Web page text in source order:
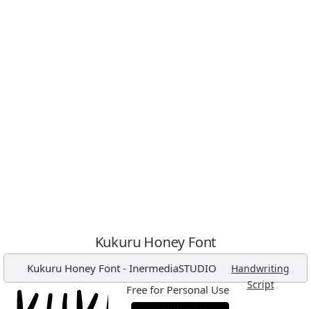
Kukuru Honey Font
Kukuru Honey Font - InermediaSTUDIO Handwriting ,
Script,
Free for Personal Use